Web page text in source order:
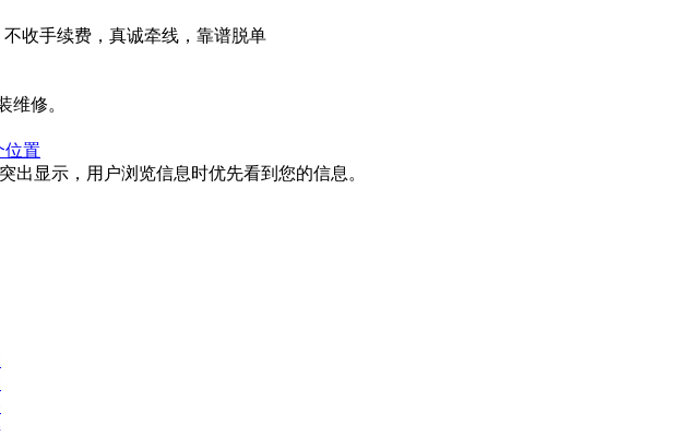
收手续费，真诚牵线，靠谱脱单
维修。
位置
出显示，用户浏览信息时优先看到您的信息。